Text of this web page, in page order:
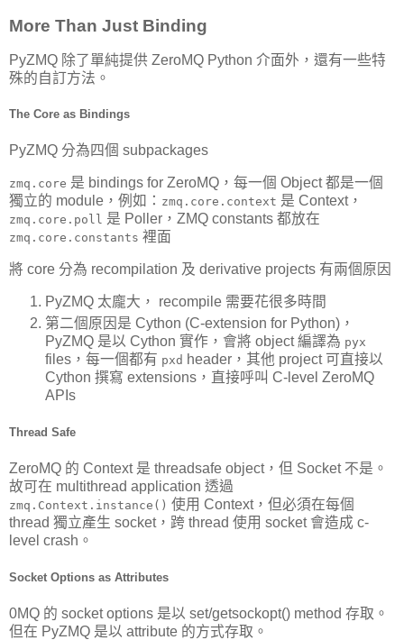
More Than Just Binding
PyZMQ 除了單純提供 ZeroMQ Python 介面外，還有一些特
殊的自訂方法。
The Core as Bindings
PyZMQ 分為四個 subpackages
zmq.core 是 bindings for ZeroMQ，每一個 Object 都是一個
獨立的 module，例如： zmq.core.context 是 Context，
zmq.core.poll 是 Poller，ZMQ constants 都放在
zmq.core.constants 裡面
將 core 分為 recompilation 及 derivative projects 有兩個原因
PyZMQ 太龐大， recompile 需要花很多時間
第二個原因是 Cython (C-extension for Python)，
PyZMQ 是以 Cython 實作，會將 object 編譯為 pyx
files，每一個都有 pxd header，其他 project 可直接以
Cython 撰寫 extensions，直接呼叫 C-level ZeroMQ
APIs
Thread Safe
ZeroMQ 的 Context 是 threadsafe object，但 Socket 不是。
故可在 multithread application 透過
zmq.Context.instance() 使用 Context，但必須在每個
thread 獨立產生 socket，跨 thread 使用 socket 會造成 c-
level crash。
Socket Options as Attributes
0MQ 的 socket options 是以 set/getsockopt() method 存取。
但在 PyZMQ 是以 attribute 的方式存取。